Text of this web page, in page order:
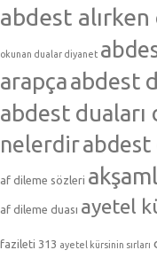
abdest
okunan dualar diyanet
arapçaabdest
abdest duaları
nelerdirabdest
af dileme sözleri
af dileme duası ayetel
fazileti 313 ayetel kürsinin sırları